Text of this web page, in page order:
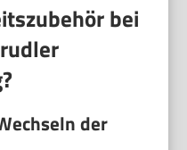
bei
der